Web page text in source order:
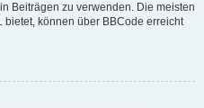
Beiträgen zu verwenden. Die meisten
bietet, können über BBCode erreicht